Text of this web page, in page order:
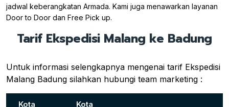
jadwal keberangkatan Armada. Kami juga menawarkan layanan
Door to Door dan Free Pick up.
Tarif Ekspedisi Malang ke Badung
Untuk informasi selengkapnya mengenai tarif Ekspedisi
Malang Badung silahkan hubungi team marketing :
Kota
Kota